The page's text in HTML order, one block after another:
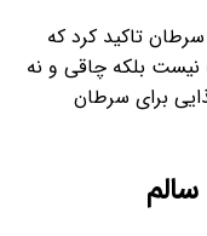
تاکید کرد که
بلکه چاقی و نه
برای سرطان